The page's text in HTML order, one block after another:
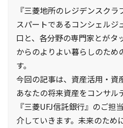
『三菱地所のレジデンスク
スパートであるコンシェルジ
口と、各分野の専門家とがタ
からのよりよい暮らしのため
す。
今回の記事は、資産活用・資
あなたの将来資産をコンサル
『三菱UFJ信託銀行』のご担
介していきます。未来のため